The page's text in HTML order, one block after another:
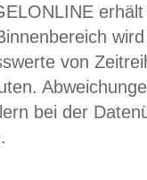
von
bei der